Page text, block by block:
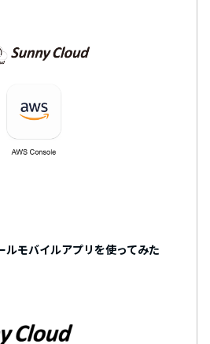
ルモバイルアプリを使ってみた